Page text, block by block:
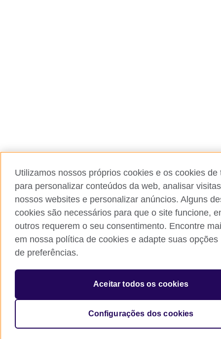
Utilizamos nossos próprios cookies e os cookies de
para personalizar conteúdos da web, analisar
nossos websites e personalizar anúncios. Alguns
cookies são necessários para que o site funcione,
outros requerem o seu consentimento. Encontre
em nossa política de cookies e adapte suas opções
de preferências.
Aceitar todos os cookies
Configurações dos cookies